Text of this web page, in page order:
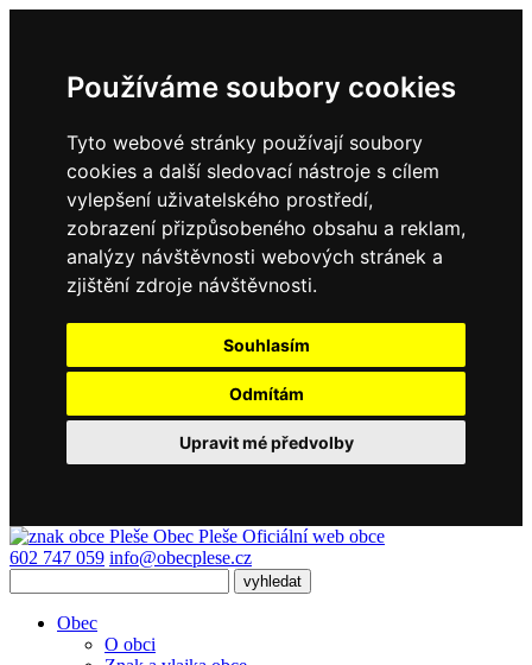
Používáme soubory cookies
Tyto webové stránky používají soubory
cookies a další sledovací nástroje s cílem
vylepšení uživatelského prostředí,
zobrazení přizpůsobeného obsahu a reklam,
analýzy návštěvnosti webových stránek a
zjištění zdroje návštěvnosti.
Souhlasím
Odmítám
Upravit mé předvolby
Obec Pleše Oficiální web obce
602 747 059 info@obecplese.cz
Obec
O obci